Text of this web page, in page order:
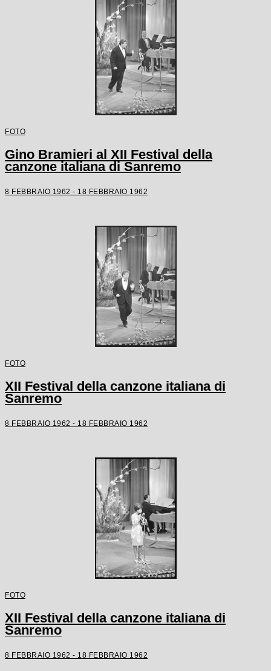
FOTO
Gino Bramieri al XII Festival della
canzone italiana di Sanremo
8 FEBBRAIO 1962 - 18 FEBBRAIO 1962
FOTO
XII Festival della canzone italiana di
Sanremo
8 FEBBRAIO 1962 - 18 FEBBRAIO 1962
FOTO
XII Festival della canzone italiana di
Sanremo
8 FEBBRAIO 1962 - 18 FEBBRAIO 1962